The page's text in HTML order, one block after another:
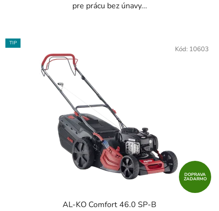
pre prácu bez únavy...
TIP
DOPRAVA
ZADARMO
AL-KO Comfort 46.0 SP-B
Kód: 10603